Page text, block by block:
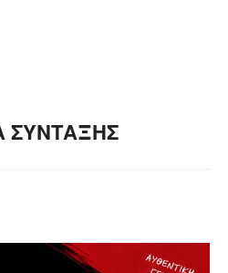
ΣΥΝΤΑΞΗΣ